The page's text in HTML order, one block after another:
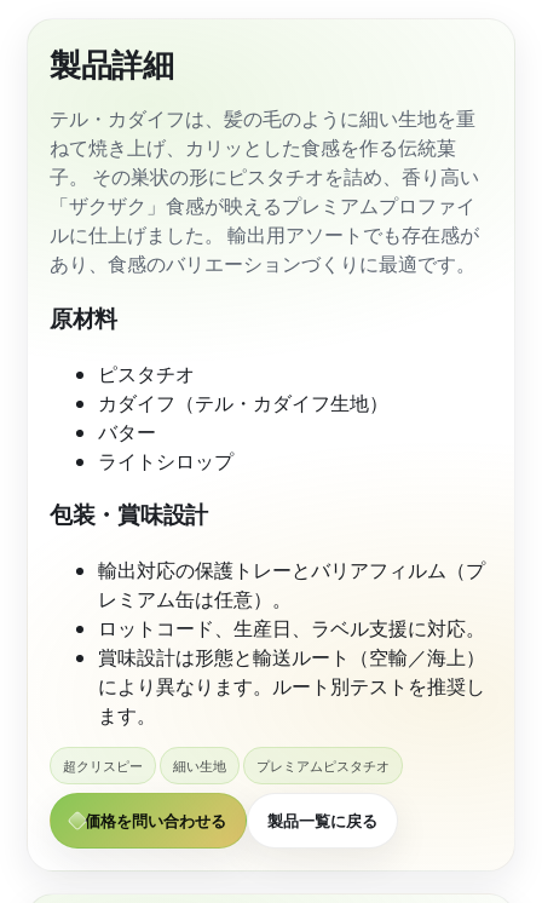
製品詳細
テル・カダイフは、髪の毛のように細い生地を重
ねて焼き上げ、カリッとした食感を作る伝統菓
子。 その巣状の形にピスタチオを詰め、香り高い
「ザクザク」食感が映えるプレミアムプロファイ
ルに仕上げました。 輸出用アソートでも存在感が
あり、食感のバリエーションづくりに最適です。
原材料
ピスタチオ
カダイフ（テル・カダイフ生地）
バター
ライトシロップ
包装・賞味設計
輸出対応の保護トレーとバリアフィルム（プ
レミアム缶は任意）。
ロットコード、生産日、ラベル支援に対応。
賞味設計は形態と輸送ルート（空輸／海上）
により異なります。ルート別テストを推奨し
ます。
超クリスピー 細い生地 プレミアムピスタチオ
価格を問い合わせる 製品一覧に戻る